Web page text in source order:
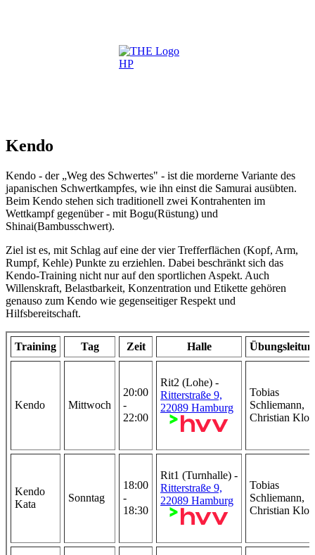
Kendo
Kendo - der „Weg des Schwertes" - ist die morderne Variante des
japanischen Schwertkampfes, wie ihn einst die Samurai ausübten.
Beim Kendo stehen sich traditionell zwei Kontrahenten im
Wettkampf gegenüber - mit Bogu(Rüstung) und
Shinai(Bambusschwert).
Ziel ist es, mit Schlag auf eine der vier Trefferflächen (Kopf, Arm,
Rumpf, Kehle) Punkte zu erziehlen. Dabei beschränkt sich das
Kendo-Training nicht nur auf den sportlichen Aspekt. Auch
Willenskraft, Belastbarkeit, Konzentration und Etikette gehören
genauso zum Kendo wie gegenseitiger Respekt und
Hilfsbereitschaft.
Training Tag Zeit Halle
Kendo Mittwoch
20:00
-
22:00
Rit2 (Lohe) -
Ritterstraße 9,
22089 Hamburg
Tobias
Schliemann,
Christian
Kendo
Kata
Sonntag
18:00
-
18:30
Rit1 (Turnhalle) -
Ritterstraße 9,
22089 Hamburg
Tobias
Schliemann,
Christian